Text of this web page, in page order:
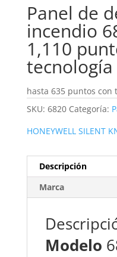
Panel de
incendio
1,110
tecnología
hasta 635 puntos con
SKU: 6820 Categoría:
HONEYWELL SILENT
Descripción
Marca
Modelo